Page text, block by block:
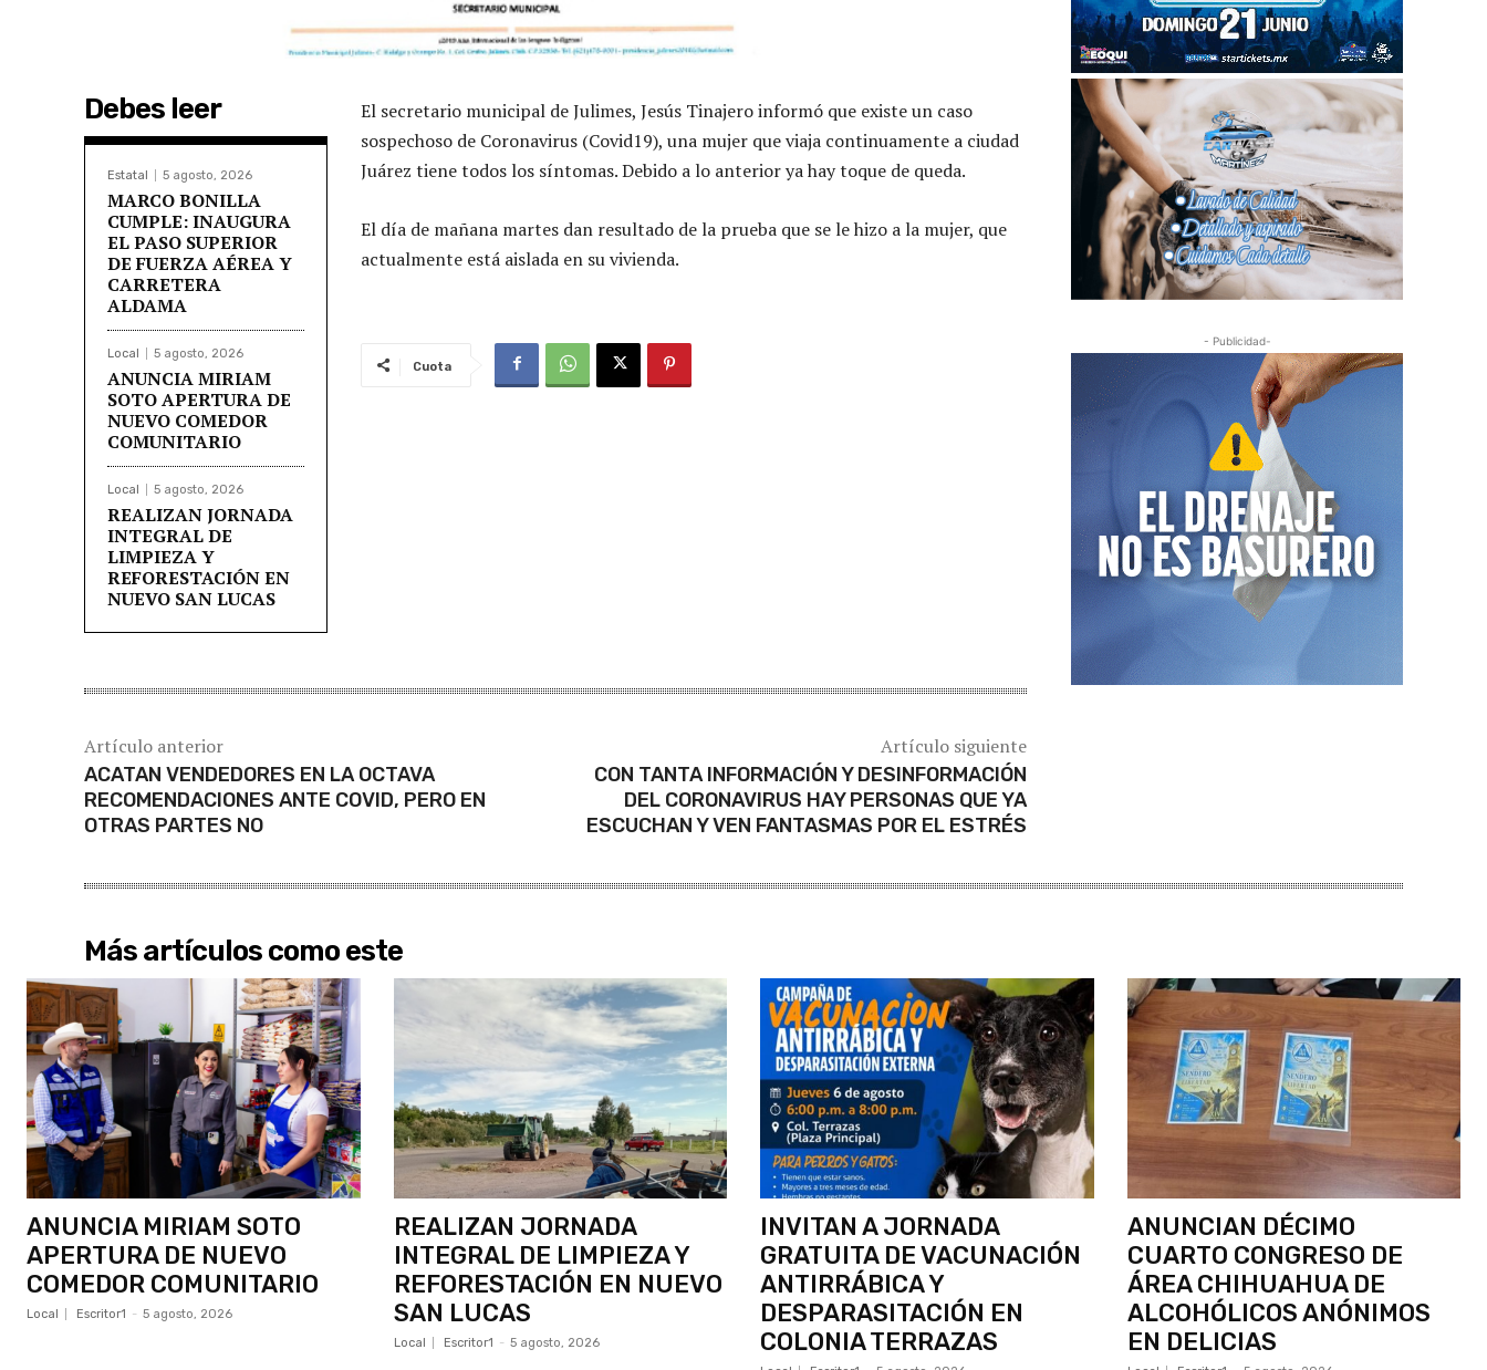
Debes leer
Estatal 5 agosto, 2026
MARCO BONILLA
CUMPLE: INAUGURA
EL PASO SUPERIOR
DE FUERZA AÉREA Y
CARRETERA
ALDAMA
Local 5 agosto, 2026
ANUNCIA MIRIAM
SOTO APERTURA DE
NUEVO COMEDOR
COMUNITARIO
Local 5 agosto, 2026
REALIZAN JORNADA
INTEGRAL DE
LIMPIEZA Y
REFORESTACIÓN EN
NUEVO SAN LUCAS
El secretario municipal de Julimes, Jesús Tinajero informó que existe un caso
sospechoso de Coronavirus (Covid19), una mujer que viaja continuamente a ciudad
Juárez tiene todos los síntomas. Debido a lo anterior ya hay toque de queda.
El día de mañana martes dan resultado de la prueba que se le hizo a la mujer, que
actualmente está aislada en su vivienda.
Cuota
Artículo anterior
ACATAN VENDEDORES EN LA OCTAVA
RECOMENDACIONES ANTE COVID, PERO EN
OTRAS PARTES NO
Artículo siguiente
CON TANTA INFORMACIÓN Y DESINFORMACIÓN
DEL CORONAVIRUS HAY PERSONAS QUE YA
ESCUCHAN Y VEN FANTASMAS POR EL ESTRÉS
- Publicidad-
Más artículos como este
ANUNCIA MIRIAM SOTO
APERTURA DE NUEVO
COMEDOR COMUNITARIO
Local Escritor1 - 5 agosto, 2026
REALIZAN JORNADA
INTEGRAL DE LIMPIEZA Y
REFORESTACIÓN EN NUEVO
SAN LUCAS
Local Escritor1 - 5 agosto, 2026
INVITAN A JORNADA
GRATUITA DE VACUNACIÓN
ANTIRRÁBICA Y
DESPARASITACIÓN EN
COLONIA TERRAZAS
ANUNCIAN DÉCIMO
CUARTO CONGRESO DE
ÁREA CHIHUAHUA DE
ALCOHÓLICOS ANÓNIMOS
EN DELICIAS